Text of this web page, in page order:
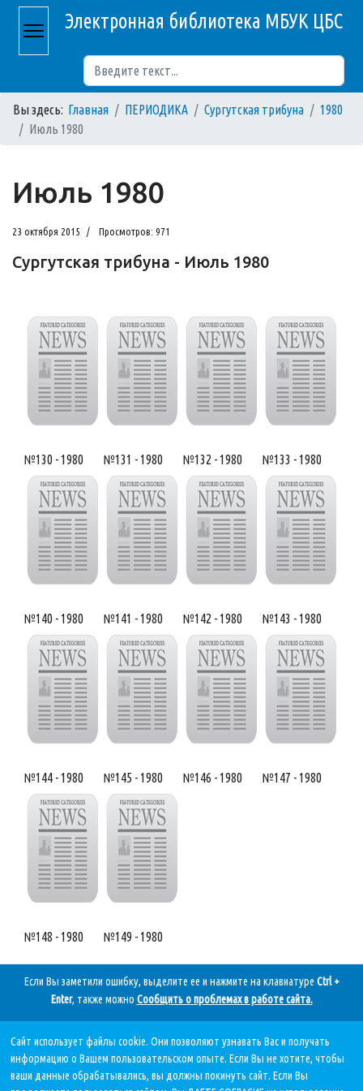
Электронная библиотека МБУК ЦБС
Вы здесь: Главная ПЕРИОДИКА Сургутская трибуна
1980
Июль 1980
Июль 1980
23 октября 2015 Просмотров: 971
Сургутская трибуна - Июль 1980
№130 - 1980 №131 - 1980 №132 - 1980 №133 - 1980
№140 - 1980 №141 - 1980 №142 - 1980 №143 - 1980
№144 - 1980 №145 - 1980 №146 - 1980 №147 - 1980
№148 - 1980 №149 - 1980
Если Вы заметили ошибку, выделите ее и нажмите на клавиатуре Ctrl +
Enter, также можно Сообщить о проблемах в работе сайта.
Дата последнего обновления:
05.08.2026, в 11 11.
Сайт использует файлы cookie. Они позволяют узнавать Вас и получать
информацию о Вашем пользовательском опыте. Если Вы не хотите, чтобы
ваши данные обрабатывались, вы должны покинуть сайт. Если Вы